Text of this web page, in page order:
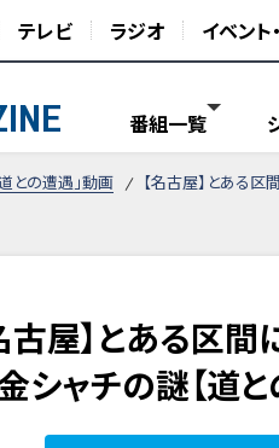
テレビ ラジオ イベント
番組一覧
道との遭遇」動画 【名古屋】とある
古屋】とある区
シャチの謎【道と